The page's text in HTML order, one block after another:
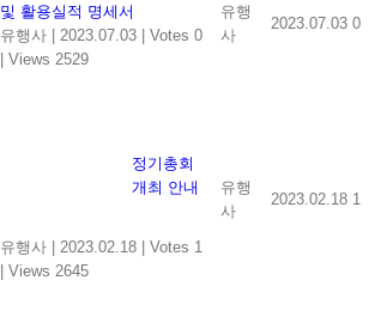
및 활용실적 명세서
유행사 | 2023.07.03 | Votes 0
| Views 2529
유행
사
2023.07.03 0
정기총회
개최 안내
유행사 | 2023.02.18 | Votes 1
| Views 2645
유행
사
2023.02.18 1